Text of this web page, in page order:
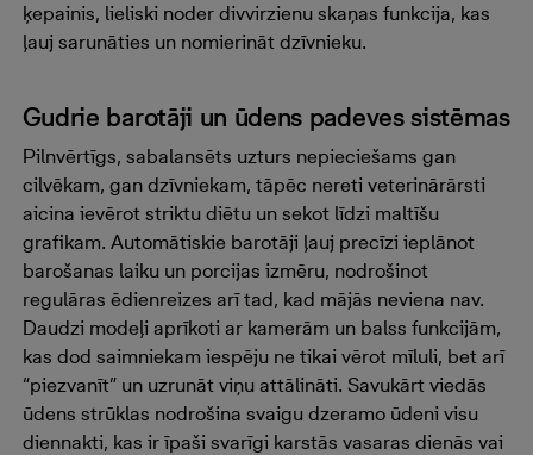
ķepainis, lieliski noder divvirzienu skaņas funkcija, kas
ļauj sarunāties un nomierināt dzīvnieku.
Gudrie barotāji un ūdens padeves sistēmas
Pilnvērtīgs, sabalansēts uzturs nepieciešams gan
cilvēkam, gan dzīvniekam, tāpēc nereti veterinārārsti
aicina ievērot striktu diētu un sekot līdzi maltīšu
grafikam. Automātiskie barotāji ļauj precīzi ieplānot
barošanas laiku un porcijas izmēru, nodrošinot
regulāras ēdienreizes arī tad, kad mājās neviena nav.
Daudzi modeļi aprīkoti ar kamerām un balss funkcijām,
kas dod saimniekam iespēju ne tikai vērot mīluli, bet arī
“piezvanīt” un uzrunāt viņu attālināti. Savukārt viedās
ūdens strūklas nodrošina svaigu dzeramo ūdeni visu
diennakti, kas ir īpaši svarīgi karstās vasaras dienās vai